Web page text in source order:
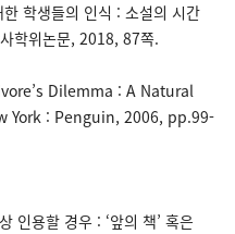
학생들의 인식 : 소설의 시간
학위논문, 2018, 87쪽.
Dilemma : A Natural
York : Penguin, 2006, pp.99-
인용할 경우 : ‘앞의 책’ 혹은